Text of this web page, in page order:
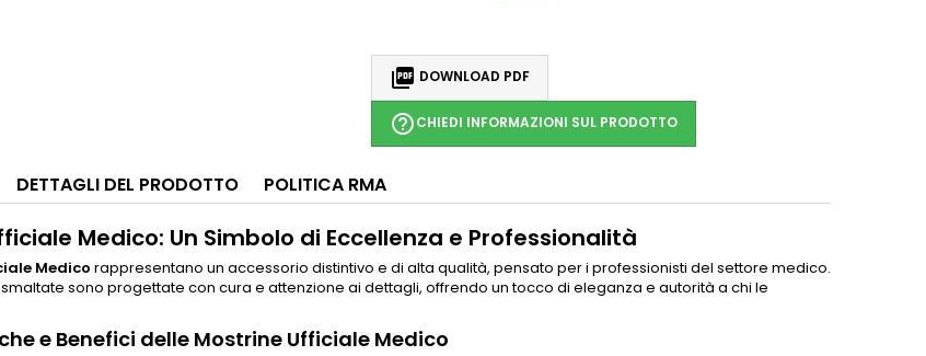
 DOWNLOAD PDF
help_outlineCHIEDI INFORMAZIONI SUL PRODOTTO
DETTAGLI DEL PRODOTTO POLITICA RMA
Medico: Un Simbolo di Eccellenza e Professionalità
Medico rappresentano un accessorio distintivo e di alta qualità, pensato per i professionisti del settore medico.
smaltate sono progettate con cura e attenzione ai dettagli, offrendo un tocco di eleganza e autorità a chi le
e Benefici delle Mostrine Ufficiale Medico